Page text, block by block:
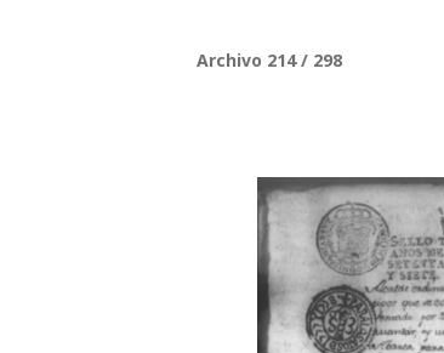
Archivo 214 / 298